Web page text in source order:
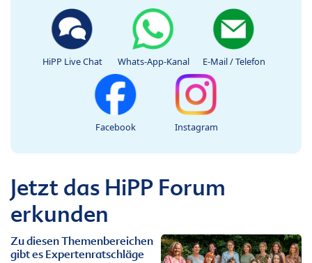
HiPP Live Chat Whats-App-Kanal E-Mail / Telefon
Facebook Instagram
Jetzt das HiPP Forum
erkunden
Zu diesen Themenbereichen
gibt es Expertenratschläge